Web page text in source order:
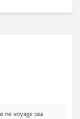
ne voyage pas